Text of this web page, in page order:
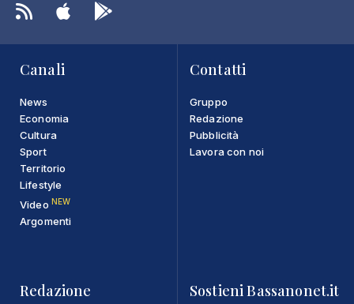
Canali
News
Economia
Cultura
Sport
Territorio
Lifestyle
Video NEW
Argomenti
Contatti
Gruppo
Redazione
Pubblicità
Lavora con noi
Redazione Sostieni Bassanonet.it